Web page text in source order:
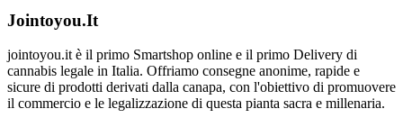
Jointoyou.It
jointoyou.it è il primo Smartshop online e il primo Delivery di
cannabis legale in Italia. Offriamo consegne anonime, rapide e
sicure di prodotti derivati dalla canapa, con l'obiettivo di promuovere
il commercio e le legalizzazione di questa pianta sacra e millenaria.